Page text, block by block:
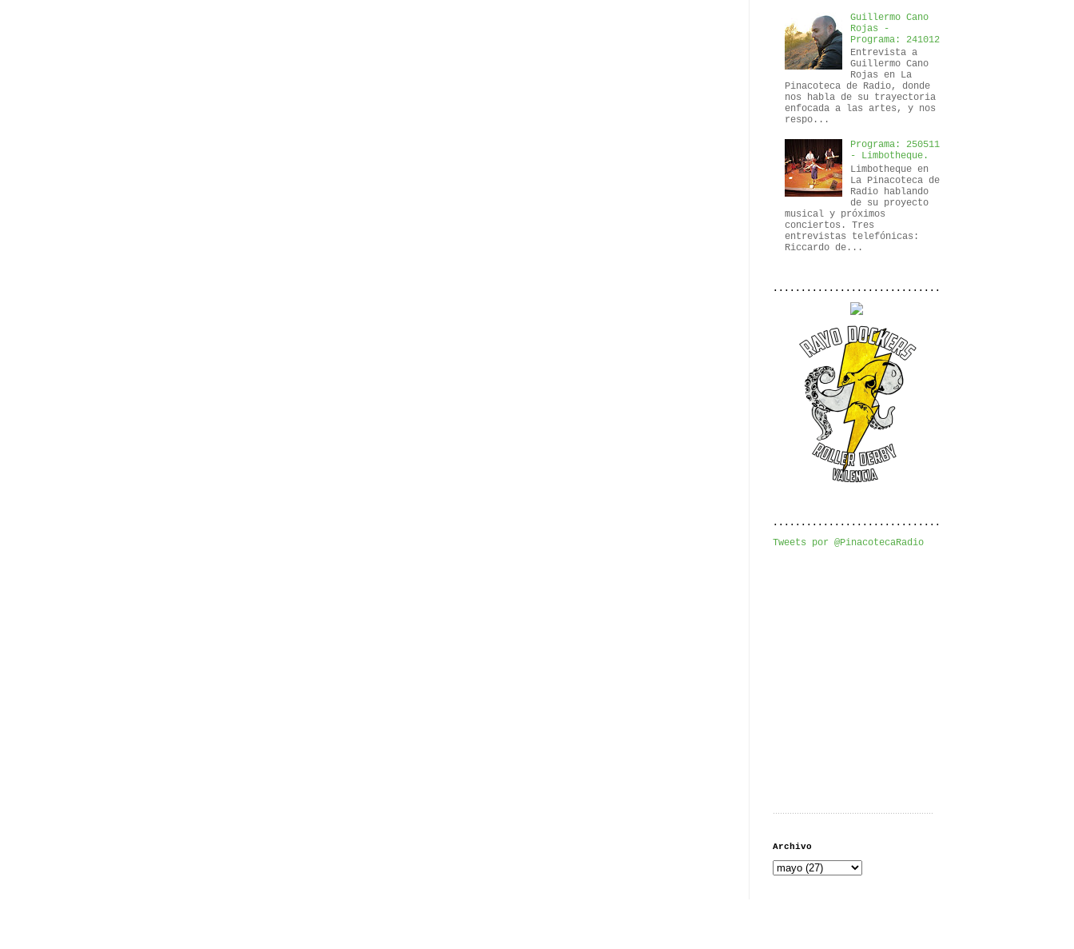
Guillermo Cano
Rojas -
Programa: 241012
Entrevista a
Guillermo Cano
Rojas en La
Pinacoteca de Radio, donde
nos habla de su trayectoria
enfocada a las artes, y nos
respo...
Programa: 250511
- Limbotheque.
Limbotheque en
La Pinacoteca de
Radio hablando
de su proyecto
musical y próximos
conciertos. Tres
entrevistas telefónicas:
Riccardo de...
..............................
..............................
Tweets por @PinacotecaRadio
Archivo